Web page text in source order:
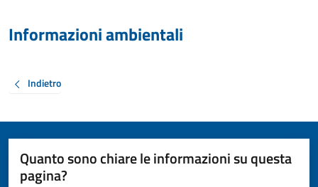
Informazioni ambientali
Indietro
Quanto sono chiare le informazioni su questa
pagina?